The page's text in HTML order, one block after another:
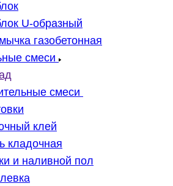
U-образный
газобетонная
смеси
смеси
клей
кладочная
и наливной пол